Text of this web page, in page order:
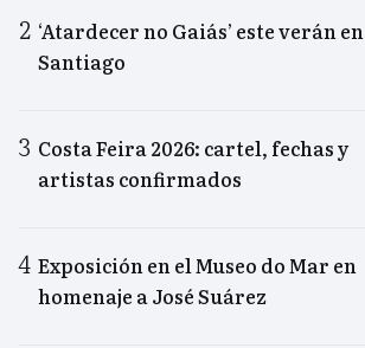
‘Atardecer no Gaiás’ este verán en
Santiago
Costa Feira 2026: cartel, fechas y
artistas confirmados
Exposición en el Museo do Mar en
homenaje a José Suárez